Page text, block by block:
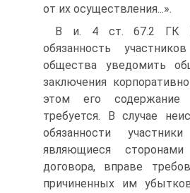
от их осуществления...».
В и. 4 ст. 67.2 ГК
обязанность
общества уведомить
заключения
этом его содержание
требуется. В случае
обязанности
являющиеся сторонами
договора, вправе
причиненных им